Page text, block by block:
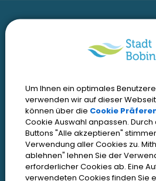
I
e
r
e
s
Interessante Links
Inhaltsverzeichnis
Impressum
Datenschutz
Zugangseröffnung
Erklärung zur
Um Ihnen ein optimales
verwenden wir auf dieser
können über die Cookie
Cookie Auswahl anpassen.
Buttons "Alle akzeptieren"
Verwendung aller Cookies zu.
ablehnen" lehnen Sie der
erforderlicher Cookies ab. Eine
verwendeten Cookies finden Sie